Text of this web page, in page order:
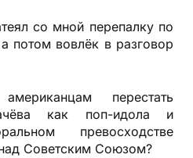
со мной перепалку по
потом вовлёк в разговор
перестать
как поп-идола и
превосходстве
Советским Союзом?